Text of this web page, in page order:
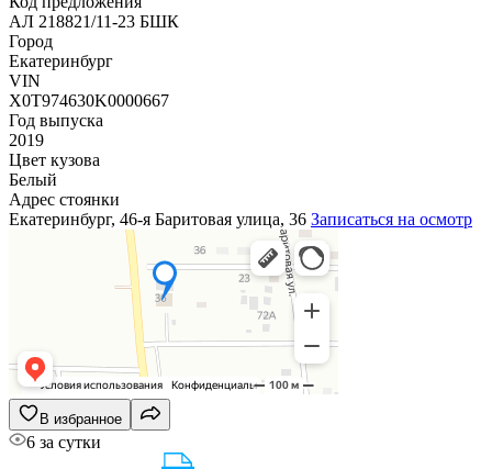
АЛ 218821/11-23 БШК
Город
Екатеринбург
VIN
X0T974630K0000667
Год выпуска
2019
Цвет кузова
Белый
Адрес стоянки
Екатеринбург, 46-я Баритовая улица, 36 Записаться на осмотр
В избранное
6 за сутки